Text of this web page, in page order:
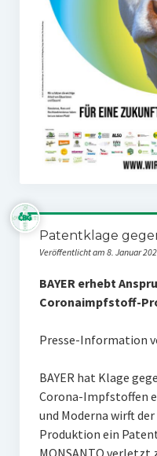
Patentklage
Veröffentlicht am 8. Januar
BAYER erhebt
Coronaimpfstoff-
Presse-Information
BAYER hat Klage
Corona-Impfstoffen
und Moderna wirft
Produktion ein